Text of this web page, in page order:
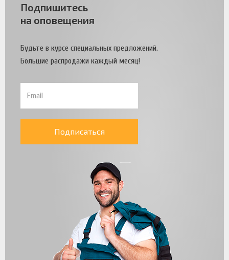
Подпишитесь
на оповещения
Будьте в курсе специальных предложений.
Большие распродажи каждый месяц!
Подписаться